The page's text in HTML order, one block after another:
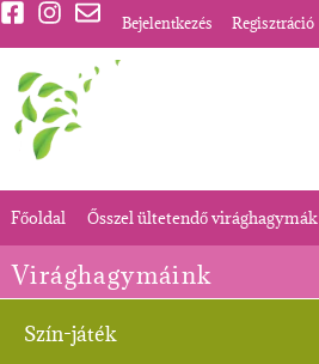
Bejelentkezés Regisztráció
Főoldal Ősszel ültetendő virághagymák
Virághagymáink
Szín-játék